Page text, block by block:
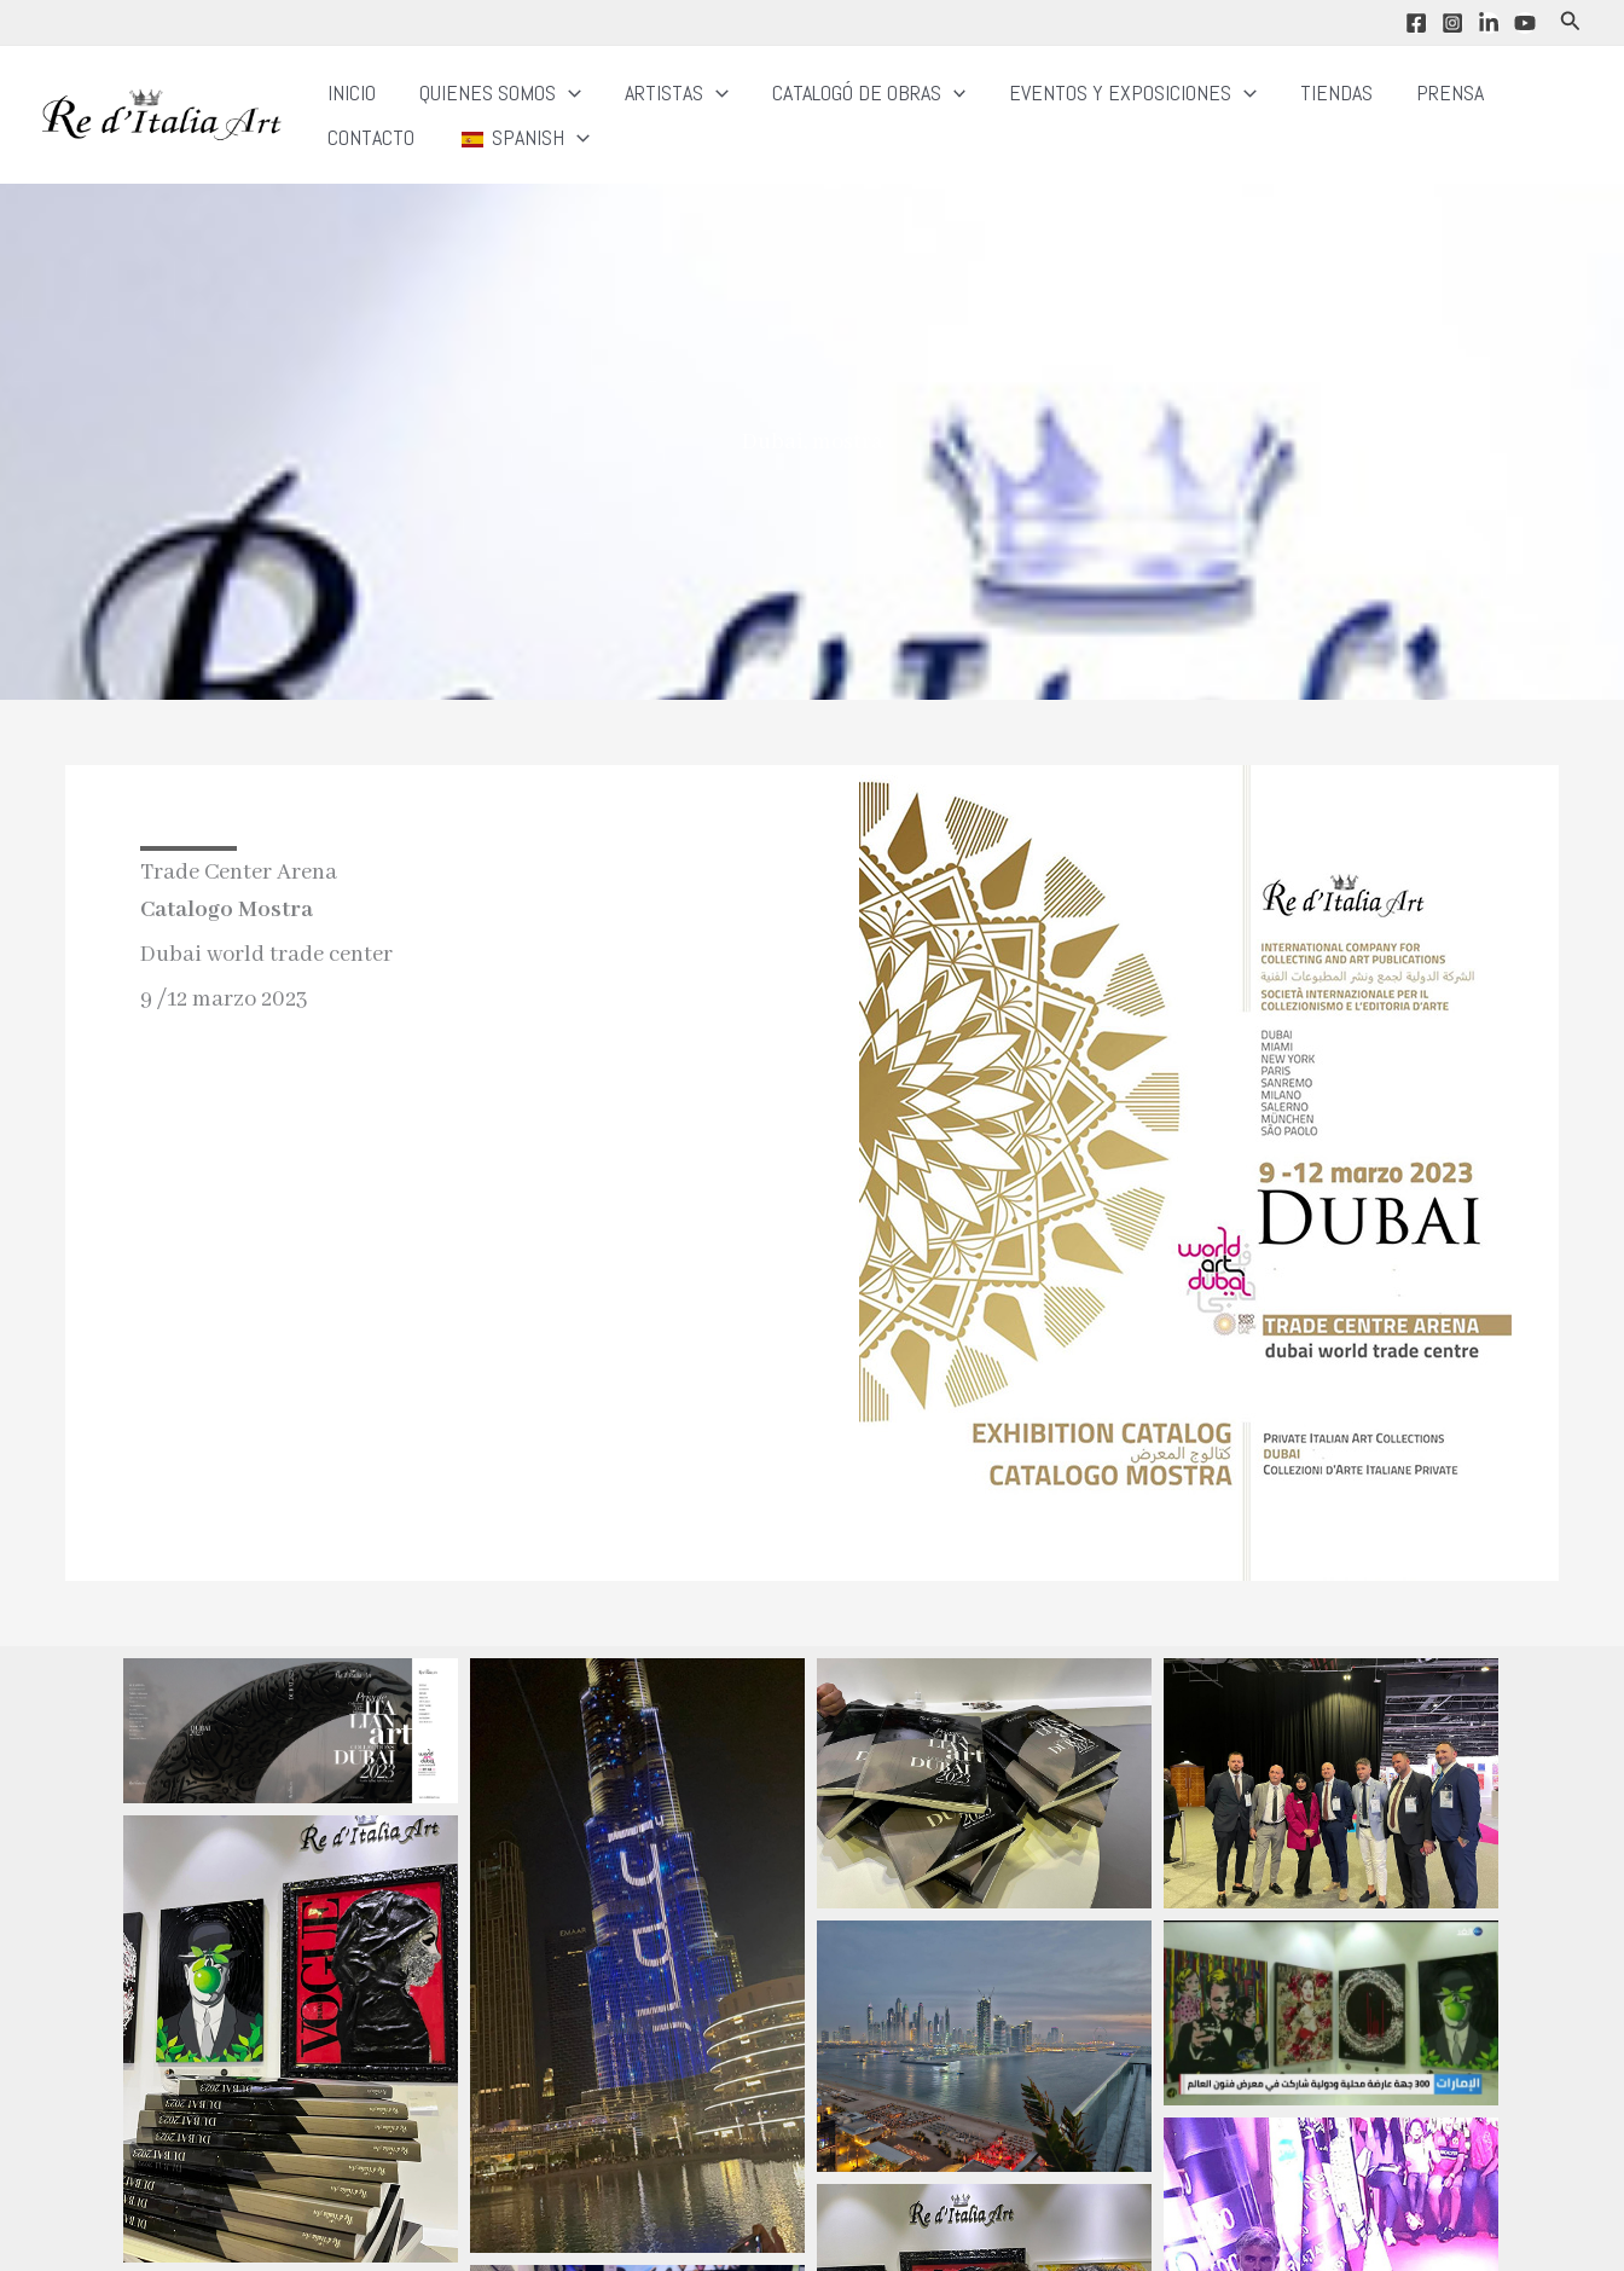
contenido
Buscar
INICIO QUIENES SOMOS ARTISTAS CATALOGÓ DE OBRAS EVENTOS Y EXPOSICIONES TIENDAS
PRENSA
CONTACTO
SPANISH
Trade Center Arena
Catalogo Mostra
Dubai world trade center
9 /12 marzo 2023